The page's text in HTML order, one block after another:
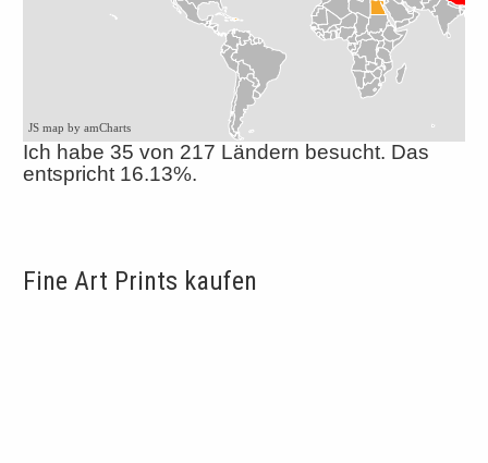
JS map by amCharts
Ich habe 35 von 217 Ländern besucht. Das
entspricht 16.13%.
Fine Art Prints kaufen